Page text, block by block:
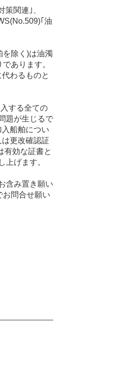
関連｣、
｢油
除く)は油濁
あります。
わるものと
する全ての
題が生じるで
船舶につい
更改確認証
有効な証書と
げます。
含み置き願い
お問合せ願い